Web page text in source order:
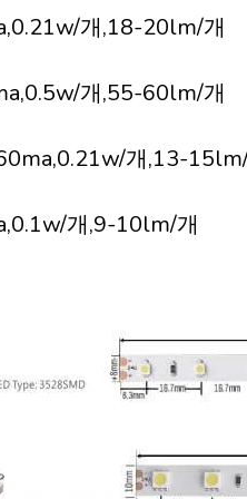
개,18-20lm/개
개,55-60lm/개
개,13-
개,9-10lm/개